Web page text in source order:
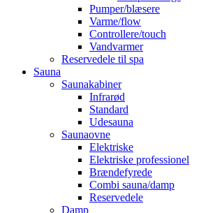
Pumper/blæsere
Varme/flow
Controllere/touch
Vandvarmer
Reservedele til spa
Sauna
Saunakabiner
Infrarød
Standard
Udesauna
Saunaovne
Elektriske
Elektriske professionel
Brændefyrede
Combi sauna/damp
Reservedele
Damp